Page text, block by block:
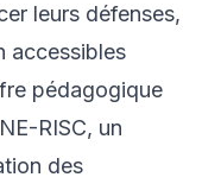
leurs défenses,
accessibles
pédagogique
RISC, un
des